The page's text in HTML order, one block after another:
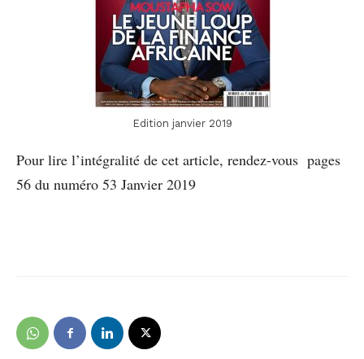
Edition janvier 2019
Pour lire l’intégralité de cet article, rendez-vous pages
56 du numéro 53 Janvier 2019